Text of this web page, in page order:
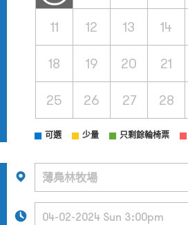
11 12 13 14
18 19 20 21
25 26 27 28
可選 少量 只剩餘輪椅票